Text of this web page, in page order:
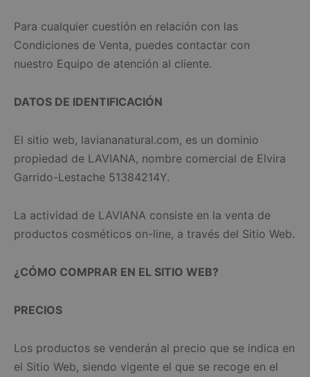
Para cualquier cuestión en relación con las
Condiciones de Venta, puedes contactar con
nuestro Equipo de atención al cliente.
DATOS DE IDENTIFICACIÓN
El sitio web, laviananatural.com, es un dominio
propiedad de LAVIANA, nombre comercial de Elvira
Garrido-Lestache 51384214Y.
La actividad de LAVIANA consiste en la venta de
productos cosméticos on-line, a través del Sitio Web.
¿CÓMO COMPRAR EN EL SITIO WEB?
PRECIOS
Los productos se venderán al precio que se indica en
el Sitio Web, siendo vigente el que se recoge en el